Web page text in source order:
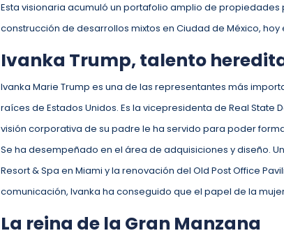
Esta visionaria acumuló un portafolio amplio de
construcción de desarrollos mixtos en Ciudad de México,
Ivanka Trump, talento
Ivanka Marie Trump es una de las representantes más
raíces de Estados Unidos. Es la vicepresidenta de Real State
visión corporativa de su padre le ha servido para poder
Se ha desempeñado en el área de adquisiciones y diseño.
Resort & Spa en Miami y la renovación del Old Post Office
comunicación, Ivanka ha conseguido que el papel de la
La reina de la Gran Manzana